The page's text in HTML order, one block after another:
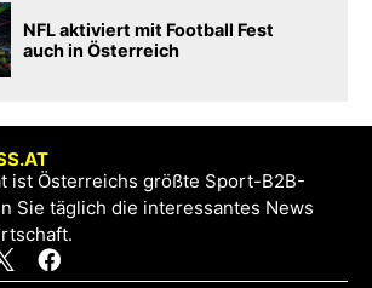
NFL aktiviert mit Football Fest
auch in Österreich
ist Österreichs größte Sport-B2B-
Sie täglich die interessantes News